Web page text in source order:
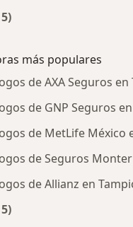
más populares
de AXA Seguros en
de GNP Seguros
de MetLife México
de Seguros
de Allianz en